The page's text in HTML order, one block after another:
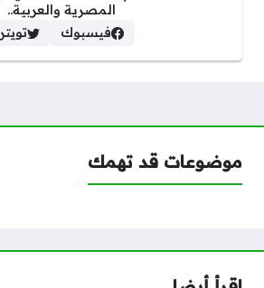
المصرية والعربية..
فيسبوك
تويتر
موضوعات قد تهمك